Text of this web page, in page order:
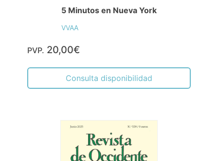
5 Minutos en Nueva York
VVAA
PVP. 20,00€
Consulta disponibilidad